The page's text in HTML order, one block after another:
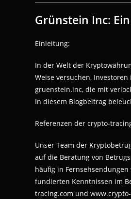
Grünstein Inc:
Einleitung:
In der Welt der
Weise versuchen,
gruenstein.inc, die mit
In diesem Blogbeitrag
Referenzen der crypto-
Unser Team der
auf die Beratung von
häufig in Fernsehsendungen
fundierten Kenntnissen im
tracing.com und